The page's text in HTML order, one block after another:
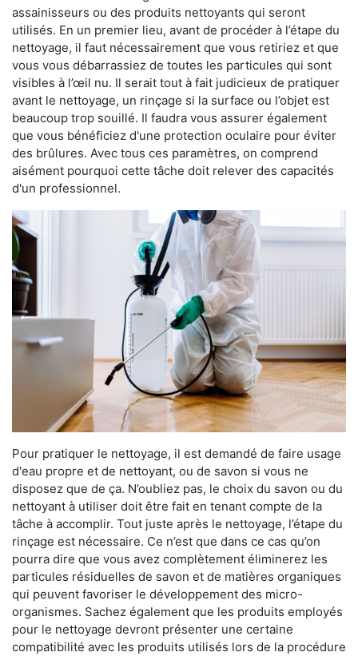
assainisseurs ou des produits nettoyants qui seront
utilisés. En un premier lieu, avant de procéder à l’étape du
nettoyage, il faut nécessairement que vous retiriez et que
vous vous débarrassiez de toutes les particules qui sont
visibles à l’œil nu. Il serait tout à fait judicieux de pratiquer
avant le nettoyage, un rinçage si la surface ou l’objet est
beaucoup trop souillé. Il faudra vous assurer également
que vous bénéficiez d'une protection oculaire pour éviter
des brûlures. Avec tous ces paramètres, on comprend
aisément pourquoi cette tâche doit relever des capacités
d'un professionnel.
Pour pratiquer le nettoyage, il est demandé de faire usage
d'eau propre et de nettoyant, ou de savon si vous ne
disposez que de ça. N’oubliez pas, le choix du savon ou du
nettoyant à utiliser doit être fait en tenant compte de la
tâche à accomplir. Tout juste après le nettoyage, l’étape du
rinçage est nécessaire. Ce n’est que dans ce cas qu’on
pourra dire que vous avez complètement éliminerez les
particules résiduelles de savon et de matières organiques
qui peuvent favoriser le développement des micro-
organismes. Sachez également que les produits employés
pour le nettoyage devront présenter une certaine
compatibilité avec les produits utilisés lors de la procédure